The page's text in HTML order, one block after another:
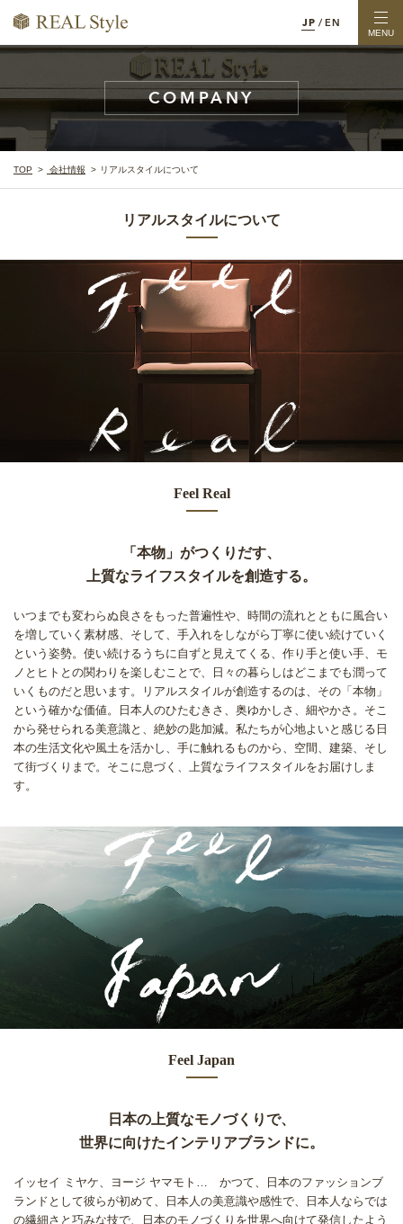
JP / EN
MENU
COMPANY
TOP 会社情報 リアルスタイルについて
リアルスタイルについて
Feel Real
「本物」がつくりだす、
上質なライフスタイルを創造する。
いつまでも変わらぬ良さをもった普遍性や、時間の流れとともに風合い
を増していく素材感、 そして、手入れをしながら丁寧に使い続けていく
という姿勢。 使い続けるうちに自ずと見えてくる、作り手と使い手、モ
ノとヒトとの関わりを楽しむことで、
日々の暮らしはどこまでも潤って
いくものだと思います。
リアルスタイルが創造するのは、その「本物」
という確かな価値。
日本人のひたむきさ、奥ゆかしさ、細やかさ。そこ
から発せられる美意識と、絶妙の匙加減。 私たちが心地よいと感じる日
本の生活文化や風土を活かし、手に触れるものから、 空間、建築、そし
て街づくりまで。そこに息づく、上質なライフスタイルをお届けしま
す。
Feel Japan
日本の上質なモノづくりで、
世界に向けたインテリアブランドに。
イッセイ ミヤケ、ヨージ ヤマモト… かつて、日本のファッションブ
ランドとして彼らが初めて、
日本人の美意識や感性で、日本人ならでは
の繊細さと巧みな技で、日本のモノづくりを世界へ向けて発信したよう